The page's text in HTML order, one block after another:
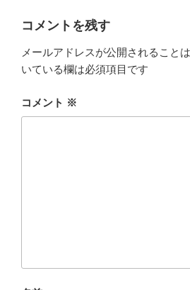
コメントを残す
メールアドレスが公開されることは
いている欄は必須項目です
コメント ※